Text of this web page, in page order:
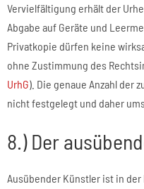
Vervielfältigung erhält der
Abgabe auf Geräte und
Privatkopie dürfen keine
ohne Zustimmung des
UrhG). Die genaue Anzahl der
nicht festgelegt und daher
8.) Der
Ausübender Künstler ist in